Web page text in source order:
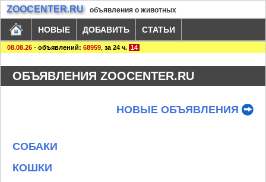
ZOOCENTER.RU объявления о животных
НОВЫЕ ДОБАВИТЬ СТАТЬИ
08.08.26 - объявлений: 68959 за 24 ч. 14
ОБЪЯВЛЕНИЯ ZOOCENTER.RU
НОВЫЕ ОБЪЯВЛЕНИЯ
СОБАКИ
КОШКИ